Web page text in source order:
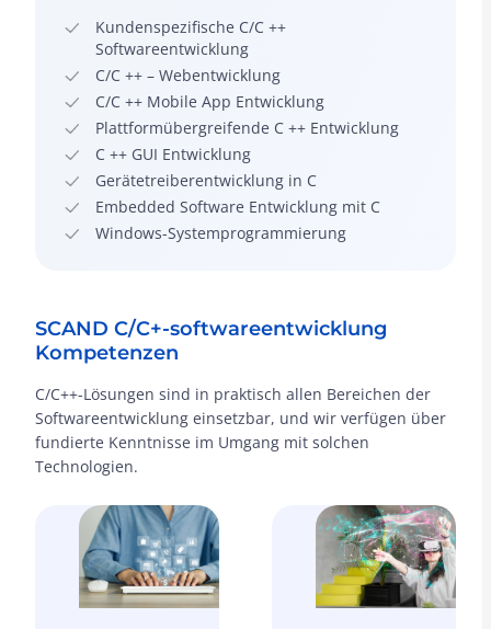
Kundenspezifische C/C ++
Softwareentwicklung
C/C ++ – Webentwicklung
C/C ++ Mobile App Entwicklung
Plattformübergreifende C ++ Entwicklung
C ++ GUI Entwicklung
Gerätetreiberentwicklung in C
Embedded Software Entwicklung mit C
Windows-Systemprogrammierung
SCAND C/C+-softwareentwicklung
Kompetenzen
C/C++-Lösungen sind in praktisch allen Bereichen der
Softwareentwicklung einsetzbar, und wir verfügen über
fundierte Kenntnisse im Umgang mit solchen
Technologien.